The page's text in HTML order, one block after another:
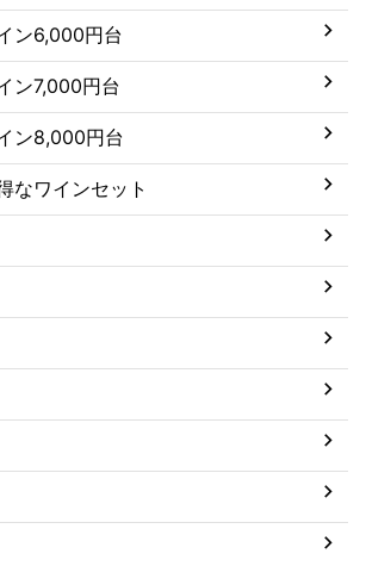
ン6,000円台
ン7,000円台
ン8,000円台
なワインセット